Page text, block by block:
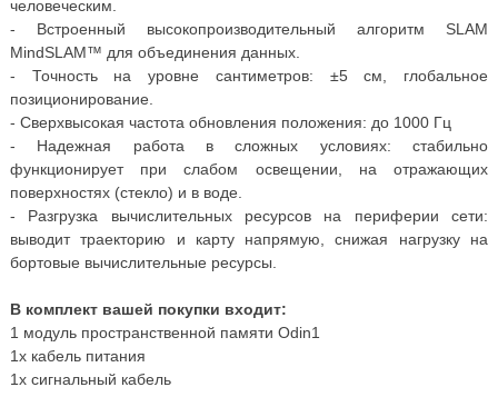
человеческим.
- Встроенный высокопроизводительный алгоритм SLAM
MindSLAM™ для объединения данных.
- Точность на уровне сантиметров: ±5 см, глобальное
позиционирование.
- Сверхвысокая частота обновления положения: до 1000 Гц
- Надежная работа в сложных условиях: стабильно
функционирует при слабом освещении, на отражающих
поверхностях (стекло) и в воде.
- Разгрузка вычислительных ресурсов на периферии сети:
выводит траекторию и карту напрямую, снижая нагрузку на
бортовые вычислительные ресурсы.
В комплект вашей покупки входит:
1 модуль пространственной памяти Odin1
1x кабель питания
1x сигнальный кабель